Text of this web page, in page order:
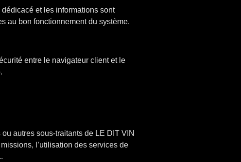
et les informations sont
au bon fonctionnement du système.
entre le navigateur client et le
autres sous-traitants de LE DIT VIN
l’utilisation des services de